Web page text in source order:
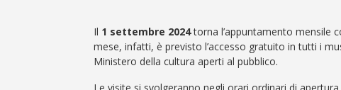
Il 1 settembre 2024torna l’appuntamento mensile
mese, infatti, è previsto l’accesso gratuito in tutti i
Ministero della cultura aperti al pubblico.
Le visite si svolgeranno negli orari ordinari di